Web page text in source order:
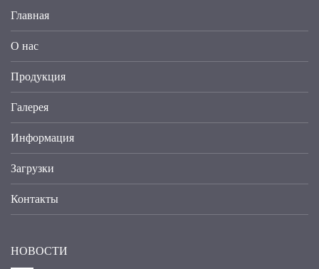
Главная
О нас
Продукция
Галерея
Информация
Загрузки
Контакты
НОВОСТИ